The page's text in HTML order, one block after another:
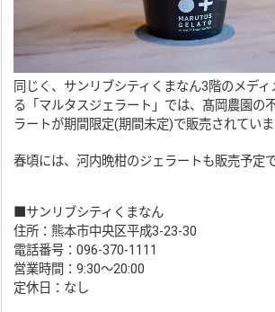
同じく、サンリブシティくまなん3階のメデ
る「マルタスジェラート」では、髙岡農園の
ラートが期間限定(期間未定)で販売されていま
春頃には、河内晩柑のジェラートも販売予定で
■サンリブシティくまなん
住所：熊本市中央区平成3-23-30
電話番号：096-370-1111
営業時間：9:30～20:00
定休日：なし